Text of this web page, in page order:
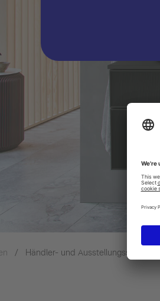
Händler- und Ausstellungssuche